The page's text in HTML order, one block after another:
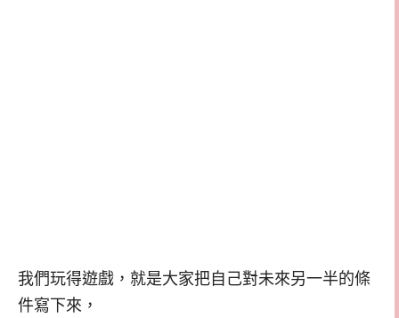
我們玩得遊戲，就是大家把自己對未來另一半的條
件寫下來，